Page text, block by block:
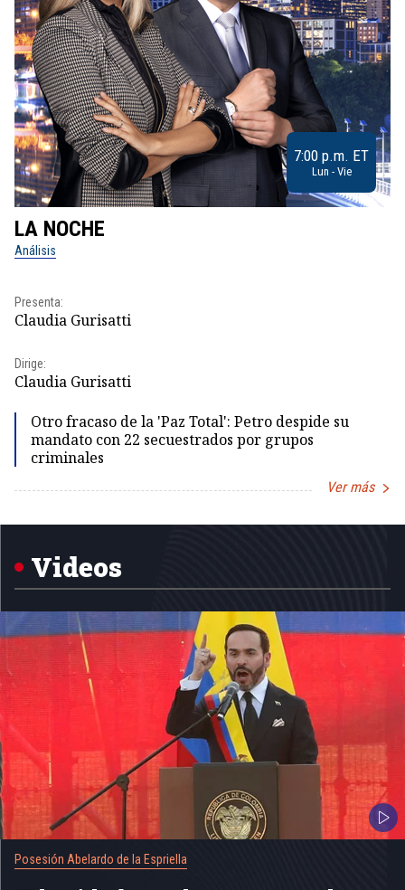
7:00 p.m. ET
Lun - Vie
LA NOCHE
Análisis
Presenta:
Claudia Gurisatti
Dirige:
Claudia Gurisatti
Otro fracaso de la 'Paz Total': Petro despide su
mandato con 22 secuestrados por grupos
criminales
Ver más
Videos
Posesión Abelardo de la Espriella